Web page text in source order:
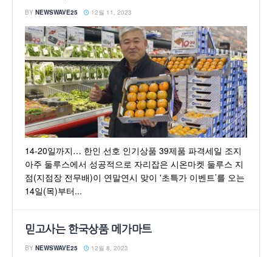
BY NEWSWAVE25 12월 11, 2023
14-20일까지… 한인 선호 인기상품 39제품 파격세일 조지
아주 둘루스에서 성공적으로 자리잡은 시온마켓 둘루스 지
점(지점장 전무배)이 연말연시 맞이 '초특가 이벤트’를 오는
14일(목)부터...
믿고사는 한국상품 메가마트
BY NEWSWAVE25 12월 8, 2023